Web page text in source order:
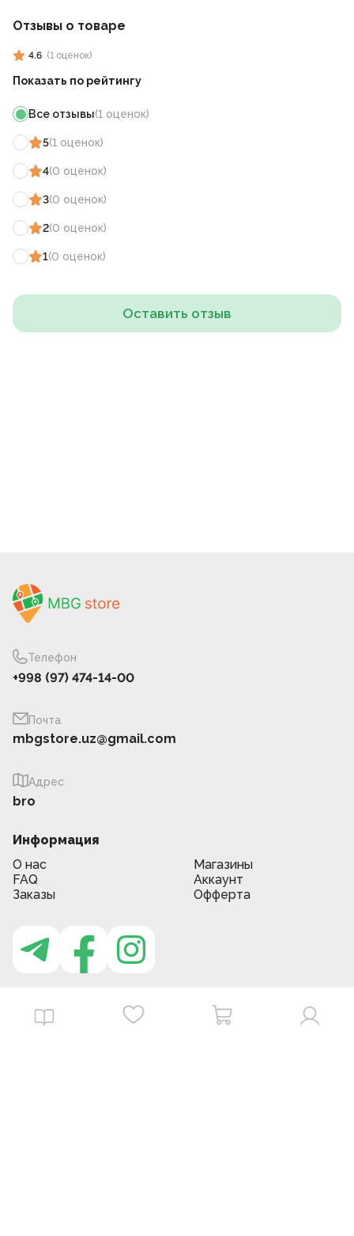
Отзывы о товаре
4.6 (1 оценок)
Показать по рейтингу
Все отзывы(1 оценок)
5(1 оценок)
4(0 оценок)
3(0 оценок)
2(0 оценок)
1(0 оценок)
Оставить отзыв
Телефон
+998 (97) 474-14-00
Почта
mbgstore.uz@gmail.com
Адрес
bro
Информация
О нас
Магазины
FAQ
Аккаунт
Заказы
Офферта
Приложение MBG store